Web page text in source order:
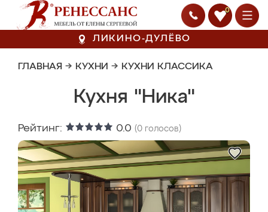
0
ЛИКИНО-ДУЛЁВО
ГЛАВНАЯ → КУХНИ → КУХНИ КЛАССИКА
Кухня "Ника"
Рейтинг: 0.0 (0 голосов)